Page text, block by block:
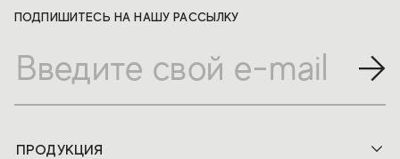
ПОДПИШИТЕСЬ НА НАШУ РАССЫЛКУ
ПРОДУКЦИЯ